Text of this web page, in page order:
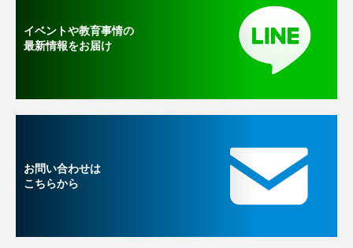
イベントや教育事情の
最新情報をお届け
お問い合わせは
こちらから